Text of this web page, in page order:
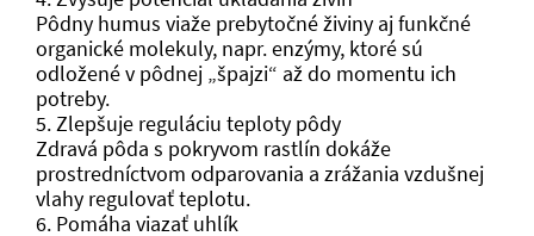
Pôdny humus viaže prebytočné živiny aj funkčné
organické molekuly, napr. enzýmy, ktoré sú
odložené v pôdnej „špajzi“ až do momentu ich
potreby.
5. Zlepšuje reguláciu teploty pôdy
Zdravá pôda s pokryvom rastlín dokáže
prostredníctvom odparovania a zrážania vzdušnej
vlahy regulovať teplotu.
6. Pomáha viazať uhlík